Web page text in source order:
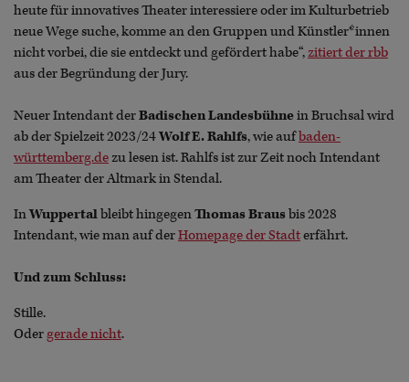
heute für innovatives Theater interessiere oder im Kulturbetrieb
neue Wege suche, komme an den Gruppen und Künstler*innen
nicht vorbei, die sie entdeckt und gefördert habe“,zitiert der rbb
aus der Begründung der Jury.
Neuer Intendant derBadischen Landesbühnein Bruchsal wird
ab der Spielzeit 2023/24Wolf E. Rahlfs, wie aufbaden-
württemberg.dezu lesen ist. Rahlfs ist zur Zeit noch Intendant
am Theater der Altmark in Stendal.
InWuppertalbleibt hingegenThomas Brausbis 2028
Intendant, wie man auf derHomepage der Stadterfährt.
Und zum Schluss:
Stille.
Odergerade nicht.